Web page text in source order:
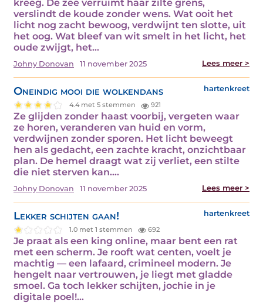
kreeg. De zee verruimt haar zilte grens,
verslindt de koude zonder wens. Wat ooit het
licht nog zacht bewoog, verdwijnt ten slotte, uit
het oog. Wat bleef van wit smelt in het licht, het
oude zwijgt, het…
Johny Donovan 11 november 2025 Lees meer >
Oneindig mooi die wolkendans hartenkreet
4.4 met 5 stemmen 921
Ze glijden zonder haast voorbij, vergeten waar
ze horen, veranderen van huid en vorm,
verdwijnen zonder sporen. Het licht beweegt
hen als gedacht, een zachte kracht, onzichtbaar
plan. De hemel draagt wat zij verliet, een stilte
die niet sterven kan.…
Johny Donovan 11 november 2025 Lees meer >
Lekker schijten gaan! hartenkreet
1.0 met 1 stemmen 692
Je praat als een king online, maar bent een rat
met een scherm. Je rooft wat centen, voelt je
machtig — een lafaard, crimineel modern. Je
hengelt naar vertrouwen, je liegt met gladde
smoel. Ga toch lekker schijten, jochie in je
digitale poel!…